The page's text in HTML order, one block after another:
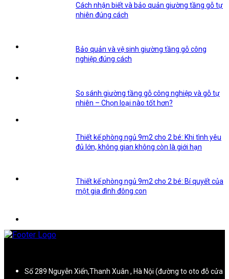
Cách nhận biết và bảo quản giường tầng gỗ tự
nhiên đúng cách
Bảo quản và vệ sinh giường tầng gỗ công
nghiệp đúng cách
So sánh giường tầng gỗ công nghiệp và gỗ tự
nhiên – Chọn loại nào tốt hơn?
Thiết kế phòng ngủ 9m2 cho 2 bé: Khi tình yêu
đủ lớn, không gian không còn là giới hạn
Thiết kế phòng ngủ 9m2 cho 2 bé: Bí quyết của
một gia đình đông con
Số 289 Nguyễn Xiển,Thanh Xuân , Hà Nội (đường to oto đỗ cửa